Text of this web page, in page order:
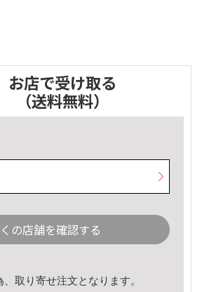
お店で受け取る
（送料無料）
の店舗を確認する
取り寄せ注文となります。